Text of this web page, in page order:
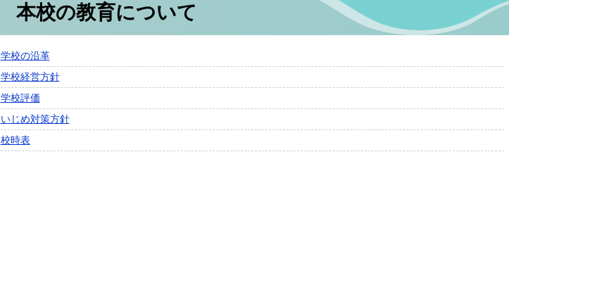
本校の教育について
学校の沿革
学校経営方針
学校評価
いじめ対策方針
校時表